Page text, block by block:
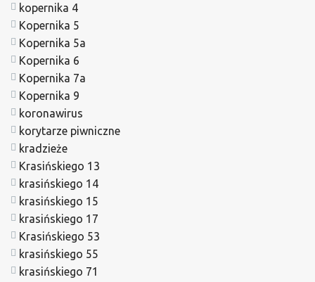
kopernika 4
Kopernika 5
Kopernika 5a
Kopernika 6
Kopernika 7a
Kopernika 9
koronawirus
korytarze piwniczne
kradzieże
Krasińskiego 13
krasińskiego 14
krasińskiego 15
krasińskiego 17
Krasińskiego 53
krasińskiego 55
krasińskiego 71